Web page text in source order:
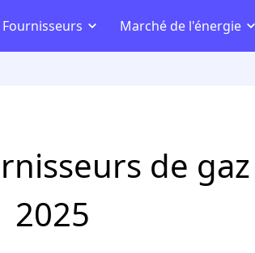
de
2025